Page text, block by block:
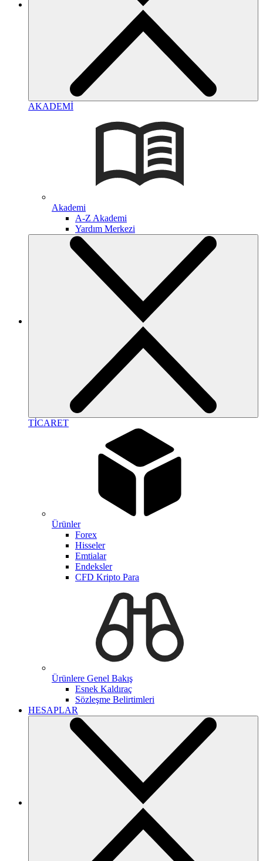
AKADEMİ
Akademi
A-Z Akademi
Yardım Merkezi
TİCARET
Ürünler
Forex
Hisseler
Emtialar
Endeksler
CFD Kripto Para
Ürünlere Genel Bakış
Esnek Kaldıraç
Sözleşme Belirtimleri
HESAPLAR